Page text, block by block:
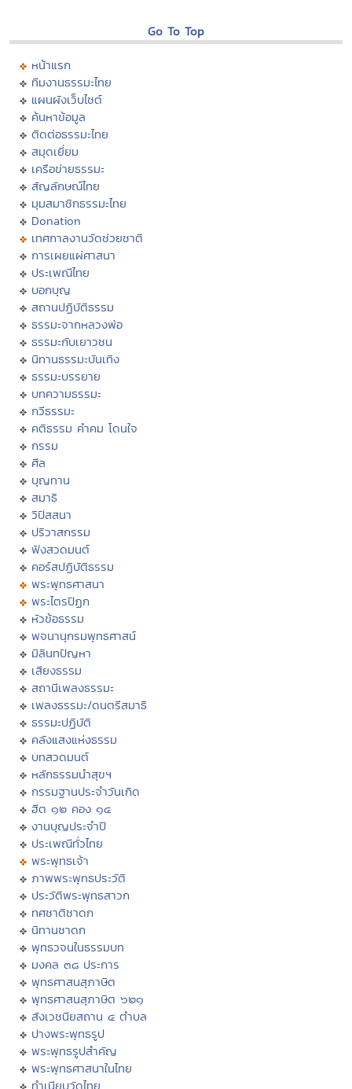
Go To Top
หน้าแรก
ทีมงานธรรมะไทย
แผนผังเว็บไซต์
ค้นหาข้อมูล
ติดต่อธรรมะไทย
สมุดเยี่ยม
เครือข่ายธรรมะ
สัญลักษณ์ไทย
มุมสมาชิกธรรมะไทย
Donation
เทศกาลงานวัดช่วยชาติ
การเผยแผ่ศาสนา
ประเพณีไทย
บอกบุญ
สถานปฏิบัติธรรม
ธรรมะจากหลวงพ่อ
ธรรมะกับเยาวชน
นิทานธรรมะบันเทิง
ธรรมะบรรยาย
บทความธรรมะ
กวีธรรมะ
คติธรรม คำคม โดนใจ
กรรม
ศีล
บุญทาน
สมาธิ
วิปัสสนา
ปริวาสกรรม
ฟังสวดมนต์
คอร์สปฏิบัติธรรม
พระพุทธศาสนา
พระไตรปิฏก
หัวข้อธรรม
พจนานุกรมพุทธศาสน์
มิลินทปัญหา
เสียงธรรม
สถานีเพลงธรรมะ
เพลงธรรมะ/ดนตรีสมาธิ
ธรรมะปฏิบัติ
คลังแสงแห่งธรรม
บทสวดมนต์
หลักธรรมนำสุขฯ
กรรมฐานประจำวันเกิด
ฮีต ๑๒ คอง ๑๔
งานบุญประจำปี
ประเพณีทั่วไทย
พระพุทธเจ้า
ภาพพระพุทธประวัติ
ประวัติพระพุทธสาวก
ทศชาติชาดก
นิทานชาดก
พุทธวจนในธรรมบท
มงคล ๓๘ ประการ
พุทธศาสนสุภาษิต
พุทธศาสนสุภาษิต ๖๒๑
สังเวชนียสถาน ๔ ตำบล
ปางพระพุทธรูป
พระพุทธรูปสำคัญ
พระพุทธศาสนาในไทย
ทำเนียบวัดไทย